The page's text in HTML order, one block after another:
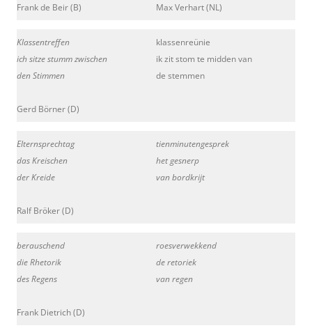
Frank de Beir (B) Max Verhart (NL)
Klassentreffen
ich sitze stumm zwischen
den Stimmen
Gerd Börner (D)
klassenreünie
ik zit stom te midden van
de stemmen
Elternsprechtag
das Kreischen
der Kreide
Ralf Bröker (D)
tienminutengesprek
het gesnerp
van bordkrijt
berauschend
die Rhetorik
des Regens
Frank Dietrich (D)
roesverwekkend
de retoriek
van regen